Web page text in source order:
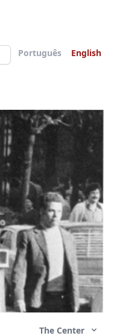
Português English
The Center